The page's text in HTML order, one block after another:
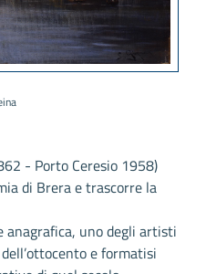
- Porto Ceresio 1958)
di Brera e trascorre la
anagrafica, uno degli artisti
e formatisi